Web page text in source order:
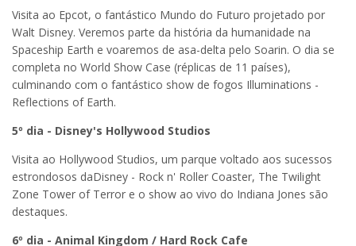
Visita ao Epcot, o fantástico Mundo do Futuro projetado por
Walt Disney. Veremos parte da história da humanidade na
Spaceship Earth e voaremos de asa-delta pelo Soarin. O dia se
completa no World Show Case (réplicas de 11 países),
culminando com o fantástico show de fogos Illuminations -
Reflections of Earth.
5º dia - Disney's Hollywood Studios
Visita ao Hollywood Studios, um parque voltado aos sucessos
estrondosos daDisney - Rock n' Roller Coaster, The Twilight
Zone Tower of Terror e o show ao vivo do Indiana Jones são
destaques.
6º dia - Animal Kingdom / Hard Rock Cafe